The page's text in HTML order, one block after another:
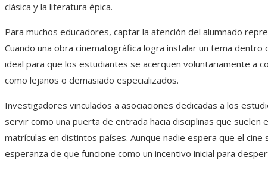
clásica y la literatura épica.
Para muchos educadores, captar la atención del alumnado
Cuando una obra cinematográfica logra instalar un tema
ideal para que los estudiantes se acerquen voluntariamente a
como lejanos o demasiado especializados.
Investigadores vinculados a asociaciones dedicadas a los
servir como una puerta de entrada hacia disciplinas que suelen
matrículas en distintos países. Aunque nadie espera que el
esperanza de que funcione como un incentivo inicial para